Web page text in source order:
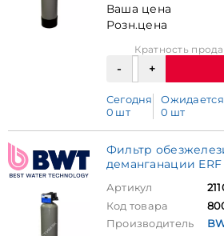
Ваша цена
Розн.цена
Кратность
Сегодня
0 шт
Ожидается
0 шт
Фильтр
деманганации ERF
Артикул
Код товара
Производитель